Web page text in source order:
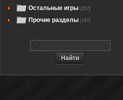
Остальные игры [357]
Прочие разделы [167]